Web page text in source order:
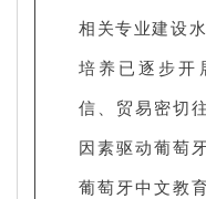
相关专业建设
培养已逐步开
信、贸易密切
因素驱动葡萄
葡萄牙中文教